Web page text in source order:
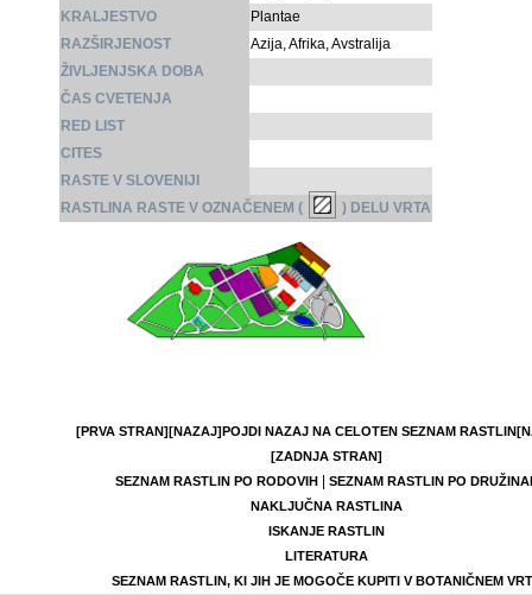
KRALJESTVO
Plantae
RAZŠIRJENOST
Azija, Afrika, Avstralija
ŽIVLJENJSKA DOBA
ČAS CVETENJA
RED LIST
CITES
RASTE V SLOVENIJI
RASTLINA RASTE V OZNAČENEM (
) DELU VRTA
[PRVA STRAN][NAZAJ]POJDI NAZAJ NA CELOTEN SEZNAM RASTLIN
[ZADNJA STRAN]
SEZNAM RASTLIN PO RODOVIH|
SEZNAM RASTLIN PO
NAKLJUČNA RASTLINA
ISKANJE RASTLIN
LITERATURA
SEZNAM RASTLIN, KI JIH JE MOGOČE KUPITI V BOTANIČNEM